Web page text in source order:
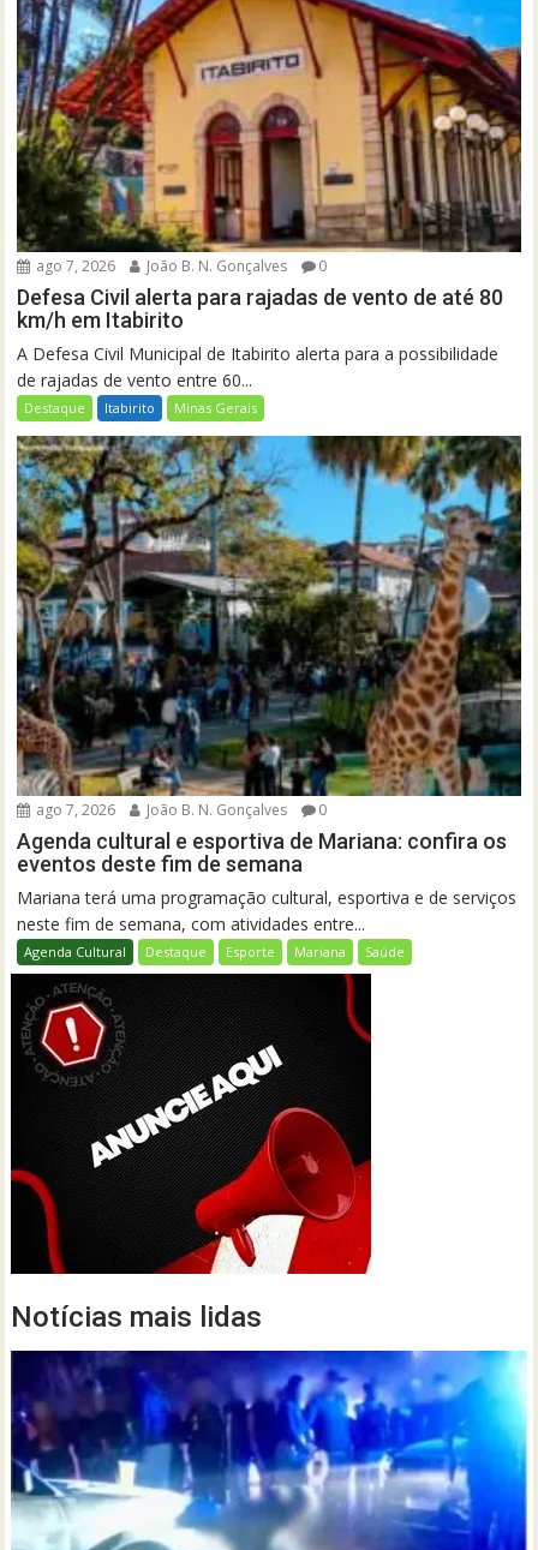
ago 7, 2026 João B. N. Gonçalves 0
Defesa Civil alerta para rajadas de vento de até 80
km/h em Itabirito
A Defesa Civil Municipal de Itabirito alerta para a possibilidade
de rajadas de vento entre 60...
Destaque Itabirito Minas Gerais
ago 7, 2026 João B. N. Gonçalves 0
Agenda cultural e esportiva de Mariana: confira os
eventos deste fim de semana
Mariana terá uma programação cultural, esportiva e de serviços
neste fim de semana, com atividades entre...
Agenda Cultural Destaque Esporte Mariana Saúde
Notícias mais lidas